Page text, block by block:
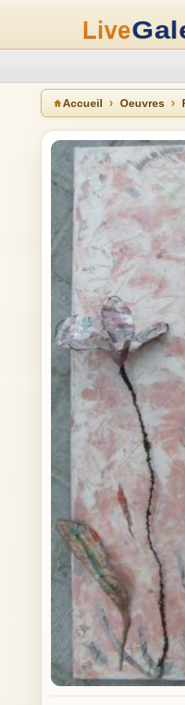
Accueil Oeuvres